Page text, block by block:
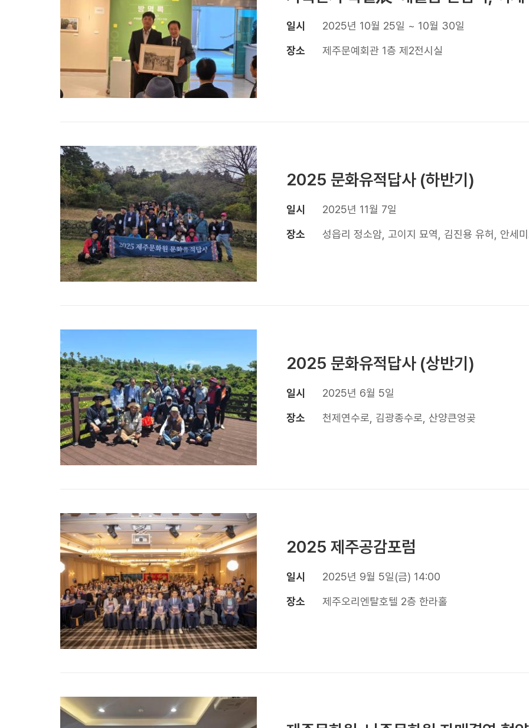
일시
2025년 10월 25일 ~ 10월 30일
장소
제주문예회관 1층 제2전시실
2025 문화유적답사 (하반기)
일시
2025년 11월 7일
장소
성읍리 정소암, 고이지 묘역, 김진용 유허, 안세
2025 문화유적답사 (상반기)
일시
2025년 6월 5일
장소
천제연수로, 김광종수로, 산양큰엉곶
2025 제주공감포럼
일시
2025년 9월 5일(금) 14:00
장소
제주오리엔탈호텔 2층 한라홀